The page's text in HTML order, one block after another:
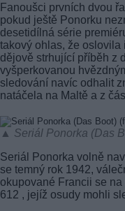
Fanoušci prvních dvou
pokud ještě Ponorku
desetidílná série
takový ohlas, že
dějově strhující příběh z
vyšperkovanou
sledování navíc odhalit
natáčela na Maltě a z
▲ Seriál Ponorka (Das
Seriál Ponorka volně
se temný rok 1942,
okupované Francii se
612 , jejíž osudy mohli